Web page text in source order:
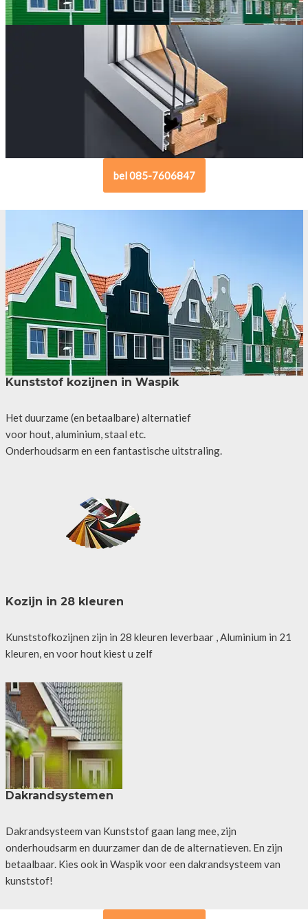
bel 085-7606847
Kunststof kozijnen in Waspik
Het duurzame (en betaalbare) alternatief
voor hout, aluminium, staal etc.
Onderhoudsarm en een fantastische uitstraling.
Kozijn in 28 kleuren
Kunststofkozijnen zijn in 28 kleuren leverbaar , Aluminium in 21
kleuren, en voor hout kiest u zelf
Dakrandsystemen
Dakrandsysteem van Kunststof gaan lang mee, zijn
onderhoudsarm en duurzamer dan de de alternatieven. En zijn
betaalbaar. Kies ook in Waspik voor een dakrandsysteem van
kunststof!